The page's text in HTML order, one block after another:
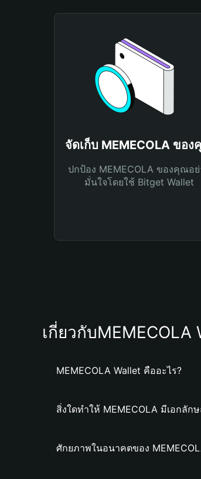
จัดเก็บ MEMECOLA ขอ
ปกป้อง MEMECOLA ของคุณอย่
มั่นใจโดยใช้ Bitget Wallet
เกี่ยวกับMEMECOLA
MEMECOLA Wallet คืออะไร?
สิ่งใดทำให้ MEMECOLA มีเอกลัก
ศักยภาพในอนาคตของ